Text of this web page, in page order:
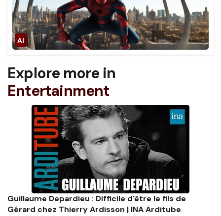
Explore more in
Entertainment
Guillaume Depardieu : Difficile d'être le fils de
Gérard chez Thierry Ardisson | INA Arditube